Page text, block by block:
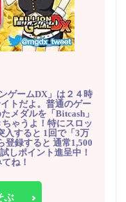
ゲームDX」は２４時
トだよ。普通のゲー
メダルを「Bitcash」
ゃうよ！特にスロッ
入すると 1回で「3万
登録すると 通常1,500
しポイント進呈中！
ね！
ぶ